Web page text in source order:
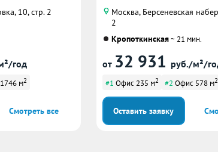
10, стр. 2
год
м2
Смотреть все
Москва, Берсеневская
2
Кропоткинская~ 21 мин.
от 32 931 руб./м²/
#1 Офис 235 м2 #2 Офис 578 м2
Оставить заявку